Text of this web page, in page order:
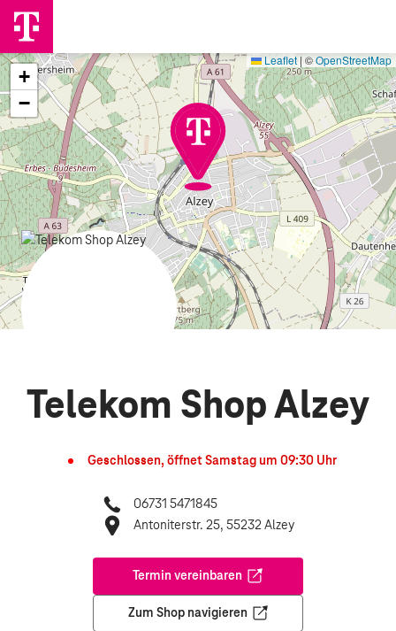
+
−
Leaflet|©OpenStreetMap
Telekom Shop Alzey
Geschlossen, öffnetSamstag um 09:30 Uhr
06731 5471845
Antoniterstr. 25, 55232 Alzey
Termin vereinbaren
Öffnet in einem neuen Tab
Zum Shop navigieren
Öffnet in einem neuen Tab